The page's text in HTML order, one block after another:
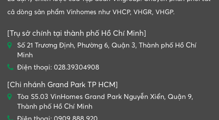
cả dòng sản phẩm Vinhomes như VHCP, VHGR, VHGP.
[Trụ sở chính tại thành phố Hồ Chí Minh]
Số 21 Trương Định, Phường 6, Quận 3, Thành phố Hồ Chí
Minh
Điện thoại: 028.39304908
[Chi nhánh Grand Park TP HCM]
Tòa S5.03 VinHomes Grand Park Nguyễn Xiển, Quận 9,
Thành phố Hồ Chí Minh